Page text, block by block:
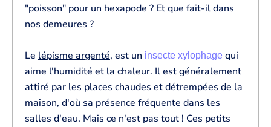
"poisson" pour un hexapode ? Et que fait-il dans
nos demeures ?
Le lépisme argenté, est un insecte xylophage qui
aime l'humidité et la chaleur. Il est généralement
attiré par les places chaudes et détrempées de la
maison, d'où sa présence fréquente dans les
salles d'eau. Mais ce n'est pas tout ! Ces petits